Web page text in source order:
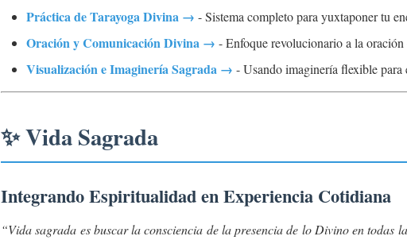
Práctica de Tarayoga Divina → - Sistema completo para yuxtaponer tu
Oración y Comunicación Divina → - Enfoque revolucionario a la
Visualización e Imaginería Sagrada → - Usando imaginería flexible
✨ Vida Sagrada
Integrando Espiritualidad en Experiencia Cotidiana
“Vida sagrada es buscar la consciencia de la presencia de lo Divino en todas